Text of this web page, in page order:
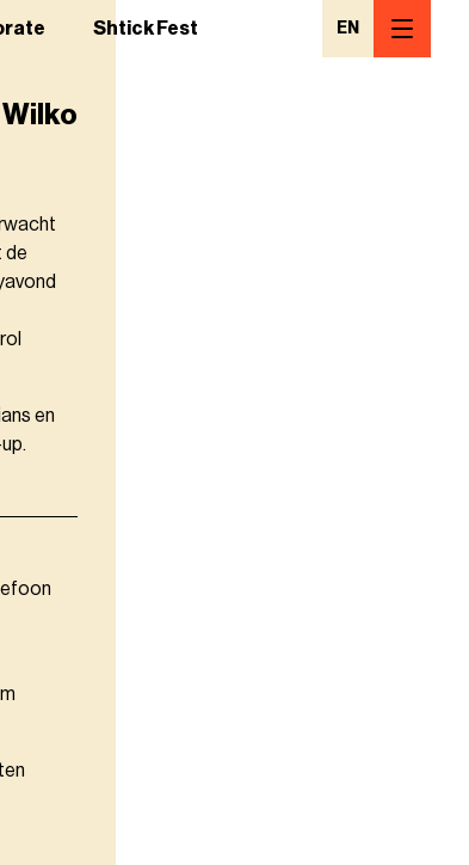
Shtick Fest EN
de
en